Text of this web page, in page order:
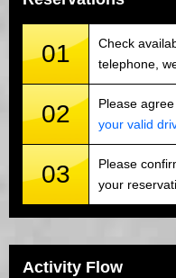
01
Check
telephone,
02 Please
your valid
03
Please
your
Activity Flow